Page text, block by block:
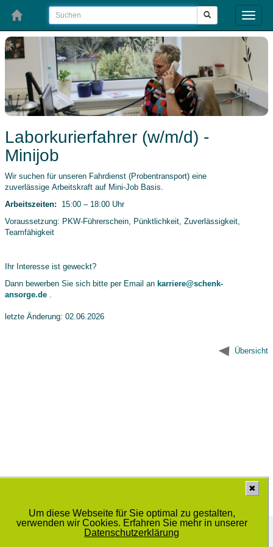
Um diese Webseite für Sie optimal zu gestalten,
verwenden wir Cookies. Erfahren Sie mehr in unserer
Datenschutzerklärung
✖
Toggle
Laborkurierfahrer (w/m/d) -
Minijob
Wir suchen für unseren Fahrdienst (Probentransport) eine
zuverlässige Arbeitskraft auf Mini-Job Basis.
Arbeitszeiten: 15:00 – 18:00 Uhr
Voraussetzung: PKW-Führerschein, Pünktlichkeit, Zuverlässigkeit,
Teamfähigkeit
Ihr Interesse ist geweckt?
Dann bewerben Sie sich bitte per Email an karriere@schenk-
ansorge.de
letzte Änderung: 02.06.2026
Übersicht
Medizinisches Labor Prof. Dr. Schenk / Dr. Ansorge und Kollegen GbR
Schwiesaustrasse 11, 39124 Magdeburg
© 2014 - 2025 |Datenschutzbestimmung|